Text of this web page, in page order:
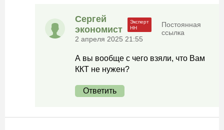
Сергей
экономист
2 апреля 2025 21:55
Постоянная
ссылка
А вы вообще с чего взяли, что Вам
ККТ не нужен?
Ответить